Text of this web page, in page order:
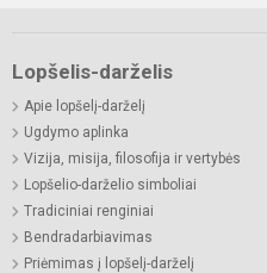
Lopšelis-darželis
Apie lopšelį-darželį
Ugdymo aplinka
Vizija, misija, filosofija ir vertybės
Lopšelio-darželio simboliai
Tradiciniai renginiai
Bendradarbiavimas
Priėmimas į lopšelį-darželį